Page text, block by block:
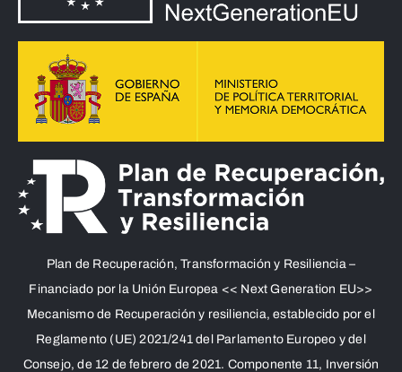
Plan de Recuperación, Transformación y Resiliencia –
Financiado por la Unión Europea << Next Generation EU>>
Mecanismo de Recuperación y resiliencia, establecido por el
Reglamento (UE) 2021/241 del Parlamento Europeo y del
Consejo, de 12 de febrero de 2021. Componente 11, Inversión